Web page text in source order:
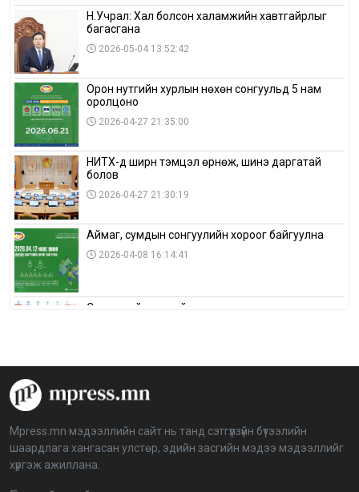
Н.Учрал: Хал болсон халамжийн хавтгайрлыг
багасгана
2026-05-04 13:52:42
Орон нутгийн хурлын нөхөн сонгуульд 5 нам
оролцоно
2026-04-27 21:35:00
НИТХ-д ширүүн тэмцэл өрнөж, шинэ даргатай
болов
2026-04-27 21:30:19
Аймаг, сумдын сонгуулийн хороог байгуулна
2026-04-08 16:14:41
Сонгуулийн хуулийн зөрчил, шалгах,
аймагт үргэлжилж байна
BTS-ийн тоглолтыг Netflix дэлхий даяар шууд
дамжуулна
Mpress.mn мэдээллийн сайт нь танд сэтгүүлзүйн бүтээлийн
шаардлага хангасан улстөр, эдийн засгийн мэдээ мэдээллийг
хүргэж ажиллана.